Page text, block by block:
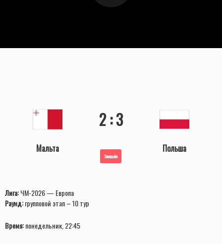
Мальта
2 : 3
Завершён
Польша
Лига:ЧМ-2026 — Европа
Раунд:групповой этап – 10 тур
Время:понедельник, 22:45